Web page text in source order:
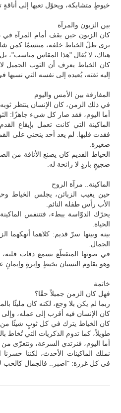
خيوطٍ متشابكة، ويحوّل تعبها إلى أناقةٍ
بين الزبون والمرآة
كان الزبون حين يقف أمام المرآة
يرى ظلّ الخياط خلفه، مبتسمًا كمن
هناك، لا يُقال "هذا المقاس مناسب"،
كان الخياط يعرف أن الثوب الجميل
إليه ثقته، يُعيده إلى نفسه التي نسيها
المفارقة بين الأمس واليوم
في ذلك الزمن، كان الإنسان ينتظر
أما اليوم، فقد صار كل شيء جاهزًا:
الماكينة التي كانت تعمل بإيقاع
فقدت قلبها. لم يعد أحد ينحني على
صغيرة.
الخياط القديم كان يصنع الأناقة من
ضجيجٍ باردٍ لا رائحة له.
الماكينة.. مرآة الروح
حين يغيب الزبائن، يجلس الخياط
الأب رأس طفله النائم.
يحرّك الدوّاسة ببطء، فتتنفس
الحياة.
بينه وبينها سرّ قديم: كلاهما أنهكهما
الجمال.
في صوتها المتقطّع يسمع دقات
وهو يقاوم النسيان بخيطٍ وإبرةٍ وإيمانٍ
خاتمة
فهل كان الزمن جميلاً حقًا؟
ربما لم يكن بلا وجع، لكنه كان مليئًا
كان الإنسان فيه أقرب إلى عمله، وإلى
كان الخياط يترك في كل ثوبٍ شيئًا من
طويلاً، كما تدوم الذكريات التي تُخاط
أما اليوم، فنرتدي السرعة، ونتعرّى من
نملك الماكينات الأحدث، لكننا
في كل غرزة: "اصبر.. فالجمال كالحب لا